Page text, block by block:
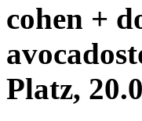
cohen +
Platz,